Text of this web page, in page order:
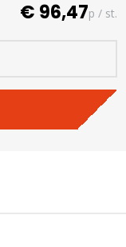
€ 96,47p / st.